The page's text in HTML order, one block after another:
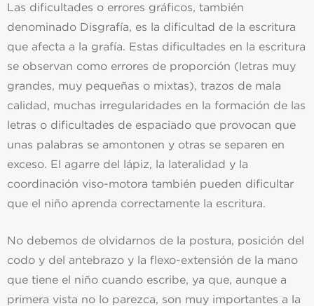
Las dificultades o errores gráficos, también
denominado Disgrafía, es la dificultad de la escritura
que afecta a la grafía. Estas dificultades en la escritura
se observan como errores de proporción (letras muy
grandes, muy pequeñas o mixtas), trazos de mala
calidad, muchas irregularidades en la formación de las
letras o dificultades de espaciado que provocan que
unas palabras se amontonen y otras se separen en
exceso. El agarre del lápiz, la lateralidad y la
coordinación viso-motora también pueden dificultar
que el niño aprenda correctamente la escritura.
No debemos de olvidarnos de la postura, posición del
codo y del antebrazo y la flexo-extensión de la mano
que tiene el niño cuando escribe, ya que, aunque a
primera vista no lo parezca, son muy importantes a la